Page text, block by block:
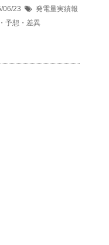
23
発電量実績報
予想・差異